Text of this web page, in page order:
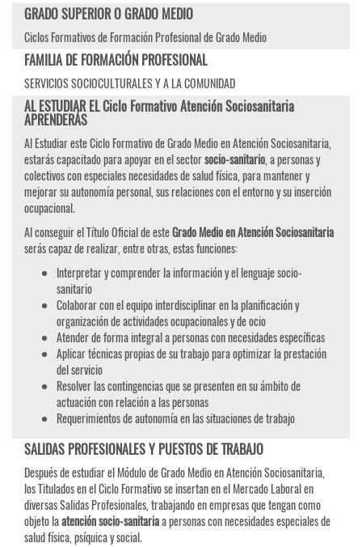
GRADO SUPERIOR O GRADO MEDIO
Ciclos Formativos de Formación Profesional de Grado Medio
FAMILIA DE FORMACIÓN PROFESIONAL
SERVICIOS SOCIOCULTURALES Y A LA COMUNIDAD
AL ESTUDIAR EL Ciclo Formativo Atención Sociosanitaria
APRENDERÁS
Al Estudiar este Ciclo Formativo de Grado Medio en Atención Sociosanitaria,
estarás capacitado para apoyar en el sectorsocio-sanitario, a personas y
colectivos con especiales necesidades de salud física, para mantener y
mejorar su autonomía personal, sus relaciones con el entorno y su inserción
ocupacional.
Al conseguir el Título Oficial de esteGrado Medio en Atención Sociosanitaria
serás capaz de realizar, entre otras, estas funciones:
Interpretar y comprender la información y el lenguaje socio-
sanitario
Colaborar con el equipo interdisciplinar en la planificación y
organización de actividades ocupacionales y de ocio
Atender de forma integral a personas con necesidades específicas
Aplicar técnicas propias de su trabajo para optimizar la prestación
del servicio
Resolver las contingencias que se presenten en su ámbito de
actuación con relación a las personas
Requerimientos de autonomía en las situaciones de trabajo
SALIDAS PROFESIONALES Y PUESTOS DE TRABAJO
Después de estudiar el Módulo de Grado Medio en Atención Sociosanitaria,
los Titulados en el Ciclo Formativo se insertan en el Mercado Laboral en
diversas Salidas Profesionales, trabajando en empresas que tengan como
objeto laatención socio-sanitariaa personas con necesidades especiales de
salud física, psíquica y social.